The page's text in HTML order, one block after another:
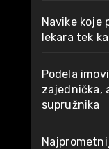
Navike koje
lekara tek
Podela
zajednička,
supružnika